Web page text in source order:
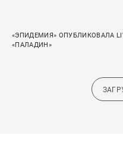
«ЭПИДЕМИЯ» ОПУБЛИКОВАЛА
«ПАЛАДИН»